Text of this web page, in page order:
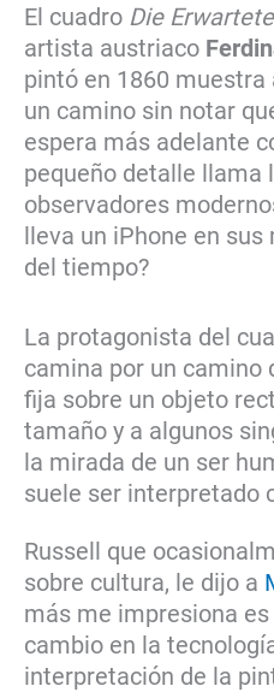
El cuadro Die
artista austriaco
pintó en 1860 muestra
un camino sin notar
espera más adelante
pequeño detalle llama
observadores
lleva un iPhone en sus
del tiempo?
La protagonista del
camina por un camino
fija sobre un objeto
tamaño y a algunos
la mirada de un ser
suele ser interpretado
Russell que
sobre cultura, le dijo a
más me impresiona
cambio en la
interpretación de la